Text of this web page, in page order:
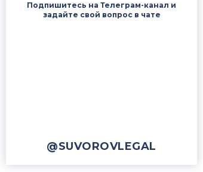
Подпишитесь на Телеграм-канал и
задайте свой вопрос в чате
@SUVOROVLEGAL